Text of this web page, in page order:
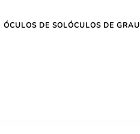
ÓCULOS DE SOLÓCULOS DE GRAU